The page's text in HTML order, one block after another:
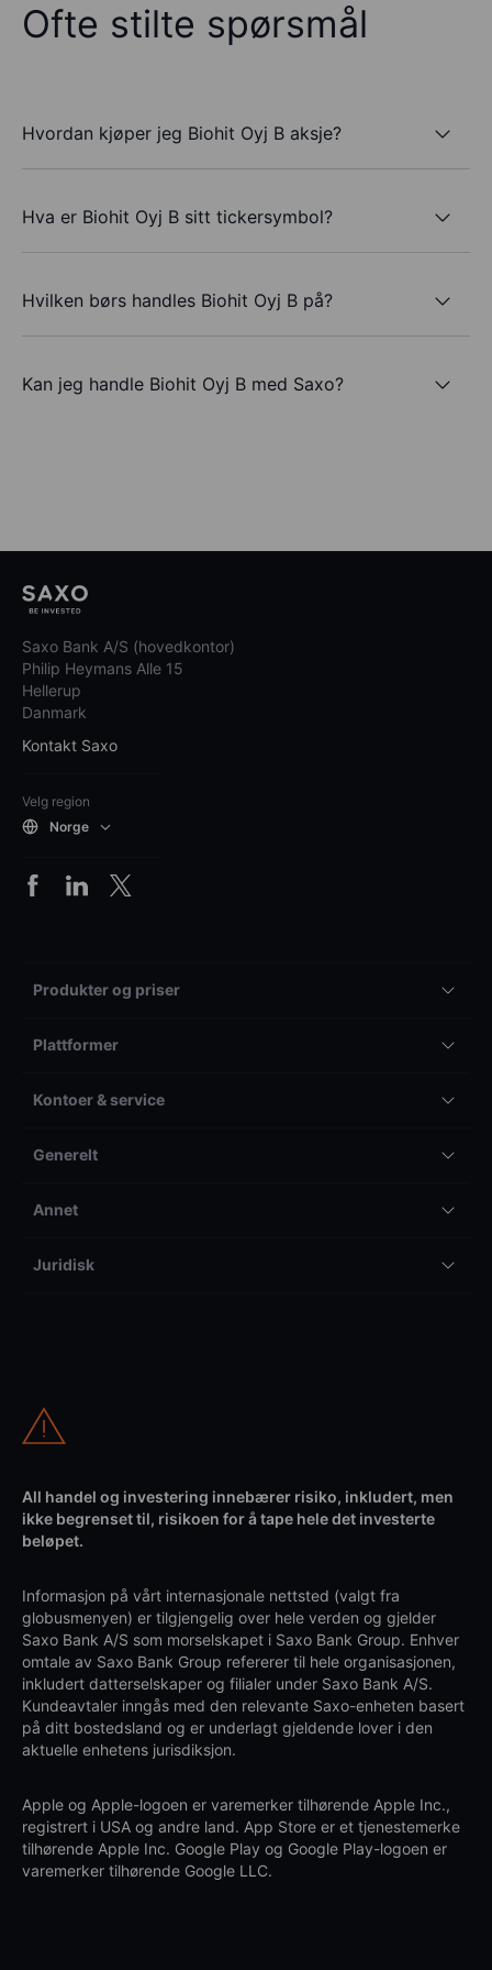
Ofte stilte spørsmål
Hvordan kjøper jeg Biohit Oyj B aksje?
Hva er Biohit Oyj B sitt tickersymbol?
Hvilken børs handles Biohit Oyj B på?
Kan jeg handle Biohit Oyj B med Saxo?
Saxo Bank A/S (hovedkontor)
Philip Heymans Alle 15
Hellerup
Danmark
Kontakt Saxo
Velg region
Norge
Produkter og priser
Plattformer
Kontoer & service
Generelt
Annet
Juridisk
All handel og investering innebærer risiko, inkludert, men
ikke begrenset til, risikoen for å tape hele det investerte
beløpet.
Informasjon på vårt internasjonale nettsted (valgt fra
globusmenyen) er tilgjengelig over hele verden og gjelder
Saxo Bank A/S som morselskapet i Saxo Bank Group. Enhver
omtale av Saxo Bank Group refererer til hele organisasjonen,
inkludert datterselskaper og filialer under Saxo Bank A/S.
Kundeavtaler inngås med den relevante Saxo-enheten basert
på ditt bostedsland og er underlagt gjeldende lover i den
aktuelle enhetens jurisdiksjon.
Apple og Apple-logoen er varemerker tilhørende Apple Inc.,
registrert i USA og andre land. App Store er et tjenestemerke
tilhørende Apple Inc. Google Play og Google Play-logoen er
varemerker tilhørende Google LLC.